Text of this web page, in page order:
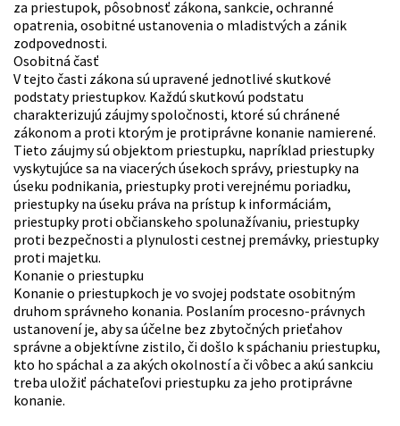
za priestupok, pôsobnosť zákona, sankcie, ochranné
opatrenia, osobitné ustanovenia o mladistvých a zánik
zodpovednosti.
Osobitná časť
V tejto časti zákona sú upravené jednotlivé skutkové
podstaty priestupkov. Každú skutkovú podstatu
charakterizujú záujmy spoločnosti, ktoré sú chránené
zákonom a proti ktorým je protiprávne konanie namierené.
Tieto záujmy sú objektom priestupku, napríklad priestupky
vyskytujúce sa na viacerých úsekoch správy, priestupky na
úseku podnikania, priestupky proti verejnému poriadku,
priestupky na úseku práva na prístup k informáciám,
priestupky proti občianskeho spolunažívaniu, priestupky
proti bezpečnosti a plynulosti cestnej premávky, priestupky
proti majetku.
Konanie o priestupku
Konanie o priestupkoch je vo svojej podstate osobitným
druhom správneho konania. Poslaním procesno-právnych
ustanovení je, aby sa účelne bez zbytočných prieťahov
správne a objektívne zistilo, či došlo k spáchaniu priestupku,
kto ho spáchal a za akých okolností a či vôbec a akú sankciu
treba uložiť páchateľovi priestupku za jeho protiprávne
konanie.